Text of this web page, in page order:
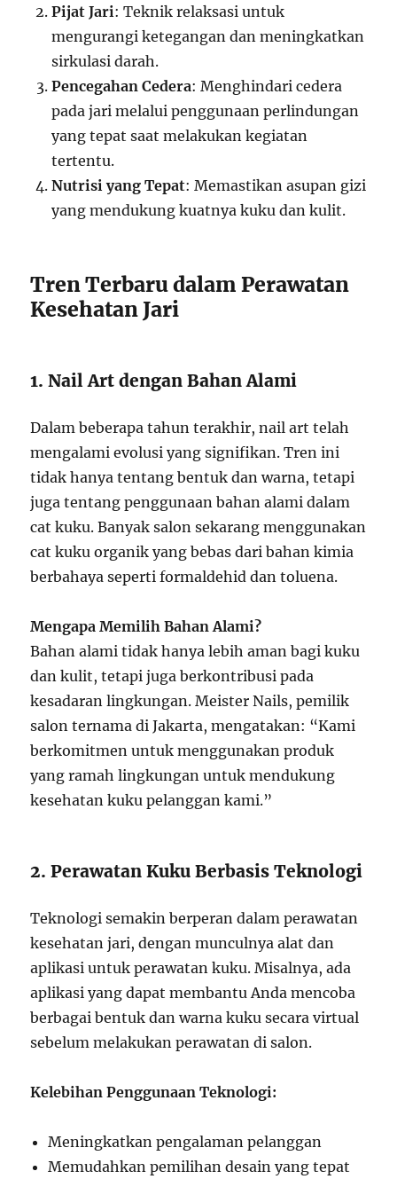
Pijat Jari: Teknik relaksasi untuk
mengurangi ketegangan dan meningkatkan
sirkulasi darah.
Pencegahan Cedera: Menghindari cedera
pada jari melalui penggunaan perlindungan
yang tepat saat melakukan kegiatan
tertentu.
Nutrisi yang Tepat: Memastikan asupan gizi
yang mendukung kuatnya kuku dan kulit.
Tren Terbaru dalam Perawatan
Kesehatan Jari
1. Nail Art dengan Bahan Alami
Dalam beberapa tahun terakhir, nail art telah
mengalami evolusi yang signifikan. Tren ini
tidak hanya tentang bentuk dan warna, tetapi
juga tentang penggunaan bahan alami dalam
cat kuku. Banyak salon sekarang menggunakan
cat kuku organik yang bebas dari bahan kimia
berbahaya seperti formaldehid dan toluena.
Mengapa Memilih Bahan Alami?
Bahan alami tidak hanya lebih aman bagi kuku
dan kulit, tetapi juga berkontribusi pada
kesadaran lingkungan. Meister Nails, pemilik
salon ternama di Jakarta, mengatakan: “Kami
berkomitmen untuk menggunakan produk
yang ramah lingkungan untuk mendukung
kesehatan kuku pelanggan kami.”
2. Perawatan Kuku Berbasis Teknologi
Teknologi semakin berperan dalam perawatan
kesehatan jari, dengan munculnya alat dan
aplikasi untuk perawatan kuku. Misalnya, ada
aplikasi yang dapat membantu Anda mencoba
berbagai bentuk dan warna kuku secara virtual
sebelum melakukan perawatan di salon.
Kelebihan Penggunaan Teknologi:
Meningkatkan pengalaman pelanggan
Memudahkan pemilihan desain yang tepat